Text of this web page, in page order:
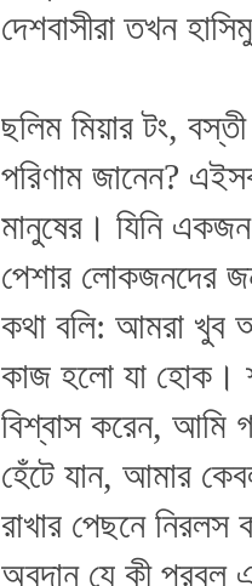
দেশবাসীরা তখন
ছলিম মিয়ার টং,
পরিণাম জানেন?
মানুষের। যিনি
পেশার লোকজনদের
কথা বলি: আমরা খুব
কাজ হলো যা হোক।
বিশ্বাস করেন, আমি
হেঁটে যান, আমার
রাখার পেছনে নিরলস
অবদান যে কী প্রবল